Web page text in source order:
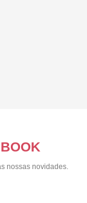
nossas novidades.